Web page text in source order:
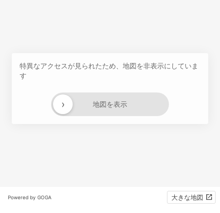
特異なアクセスが見られたため、地図を非表示にしていま
す
地図を表示
›
Powered by GOGA 大きな地図